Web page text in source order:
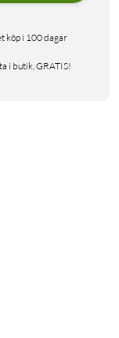
köp i 100 dagar
i butik, GRATIS!